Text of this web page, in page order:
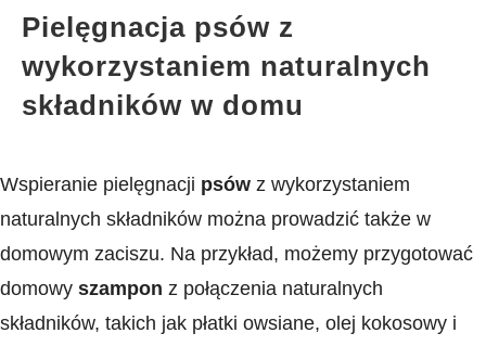
Pielęgnacja psów z
wykorzystaniem naturalnych
składników w domu
Wspieranie pielęgnacji psów z wykorzystaniem
naturalnych składników można prowadzić także w
domowym zaciszu.​ Na przykład, możemy przygotować
domowy szampon z połączenia naturalnych‌
składników, takich jak płatki owsiane, olej kokosowy i